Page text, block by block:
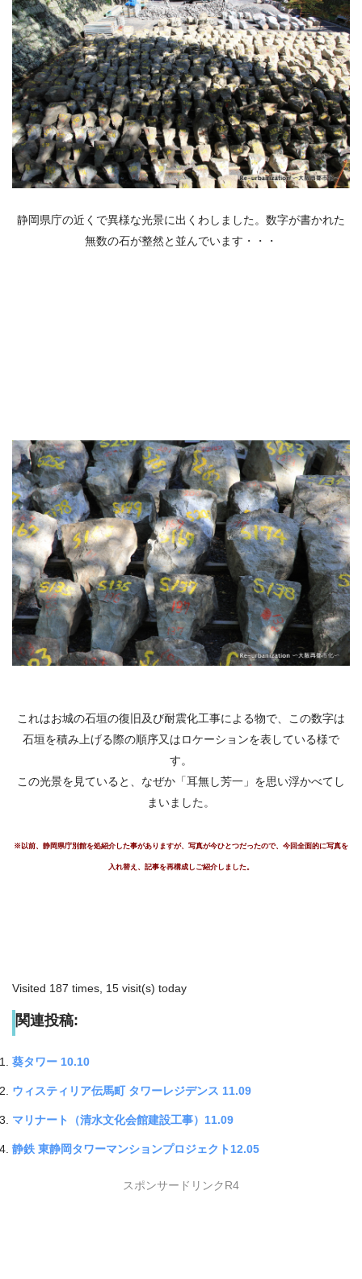
静岡県庁の近くで異様な光景に出くわしました。数字が書かれた
無数の石が整然と並んでいます・・・
これはお城の石垣の復旧及び耐震化工事による物で、この数字は
石垣を積み上げる際の順序又はロケーションを表している様で
す。
この光景を見ていると、なぜか「耳無し芳一」を思い浮かべてし
まいました。
※以前、静岡県庁別館を処紹介した事がありますが、写真が今ひとつだったので、今回全面的に写真を
入れ替え、記事を再構成しご紹介しました。
Visited 187 times, 15 visit(s) today
関連投稿:
葵タワー 10.10
ウィスティリア伝馬町 タワーレジデンス 11.09
マリナート（清水文化会館建設工事）11.09
静鉄 東静岡タワーマンションプロジェクト12.05
スポンサードリンクR4